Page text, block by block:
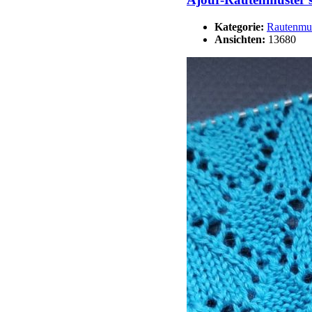
Kategorie:
Ansichten: 13680